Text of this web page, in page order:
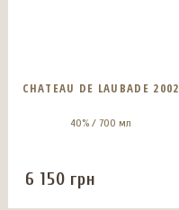
CHATEAU DE LAUBADE 2002
40% / 700 мл
6 150 грн